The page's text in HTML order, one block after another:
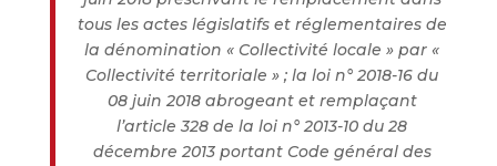
tous les actes législatifs et réglementaires de
la dénomination « Collectivité locale » par «
Collectivité territoriale » ; la loi n° 2018-16 du
08 juin 2018 abrogeant et remplaçant
l’article 328 de la loi n° 2013-10 du 28
décembre 2013 portant Code général des